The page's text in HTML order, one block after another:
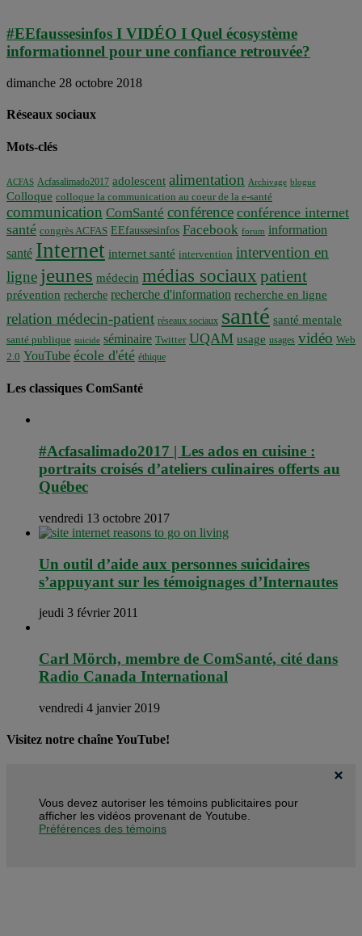
#EEfaussesinfos I VIDÉO I Quel écosystème
informationnel pour une confiance retrouvée?
dimanche 28 octobre 2018
Réseaux sociaux
Mots-clés
ACFAS Acfasalimado2017 adolescent alimentation Archivage blogue
Colloque colloque la communication au coeur de la e-santé
communication ComSanté conférence conférence internet
santé congrès ACFAS EEfaussesinfos Facebook forum information
santé Internet internet santé intervention intervention en
ligne jeunes médecin médias sociaux patient
prévention recherche recherche d'information recherche en ligne
relation médecin-patient réseaux sociaux santé santé mentale
santé publique suicide séminaire Twitter UQAM usage usages vidéo Web
2.0 YouTube école d'été éthique
Les classiques ComSanté
#Acfasalimado2017 | Les ados en cuisine :
portraits croisés d’ateliers culinaires offerts au
Québec
vendredi 13 octobre 2017
Un outil d’aide aux personnes suicidaires
s’appuyant sur les témoignages d’Internautes
jeudi 3 février 2011
Carl Mörch, membre de ComSanté, cité dans
Radio Canada International
vendredi 4 janvier 2019
Visitez notre chaîne YouTube!
Vous devez autoriser les témoins publicitaires pour
afficher les vidéos provenant de Youtube.
Préférences des témoins